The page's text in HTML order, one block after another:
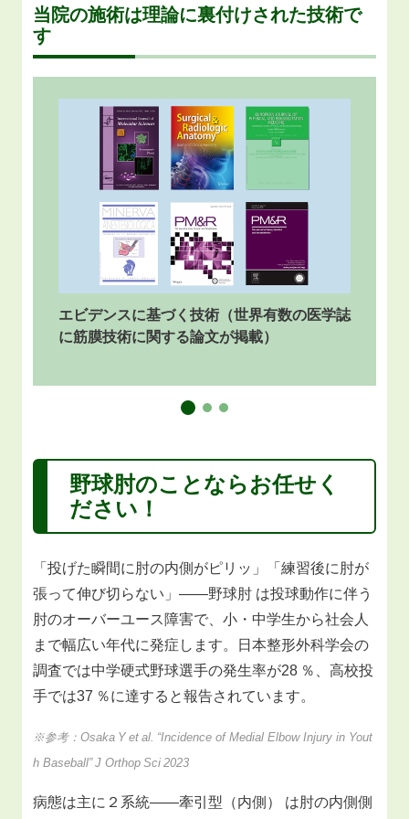
当院の施術は理論に裏付けされた技術で
す
エビデンスに基づく技術（世界有数の医学誌
に筋膜技術に関する論文が掲載）
野球肘のことならお任せく
ださい！
「投げた瞬間に肘の内側がピリッ」「練習後に肘が
張って伸び切らない」――野球肘 は投球動作に伴う
肘のオーバーユース障害で、小・中学生から社会人
まで幅広い年代に発症します。日本整形外科学会の
調査では中学硬式野球選手の発生率が28 ％、高校投
手では37 ％に達すると報告されています。
※参考：Osaka Y et al. “Incidence of Medial Elbow Injury in Yout
h Baseball” J Orthop Sci 2023
病態は主に２系統――牽引型（内側） は肘の内側側